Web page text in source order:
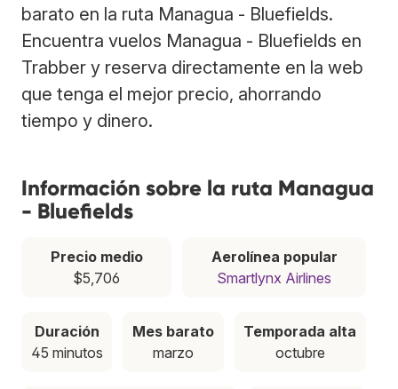
barato en la ruta Managua - Bluefields.
Encuentra vuelos Managua - Bluefields en
Trabber y reserva directamente en la web
que tenga el mejor precio, ahorrando
tiempo y dinero.
Información sobre la ruta Managua
- Bluefields
Precio medio
$5,706
Aerolínea popular
Smartlynx Airlines
Duración
45 minutos
Mes barato
marzo
Temporada alta
octubre